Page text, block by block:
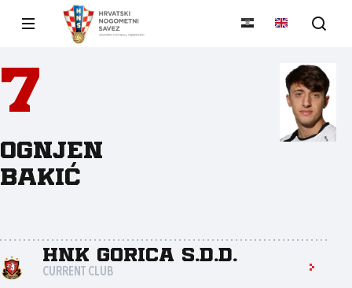
7
Ognjen
Bakić
HNK Gorica s.d.d.
CURRENT CLUB